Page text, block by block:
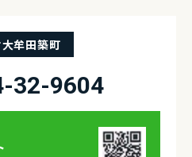
牟田築町
32-9604